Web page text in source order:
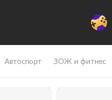
Автоспорт ЗОЖ и фитнес